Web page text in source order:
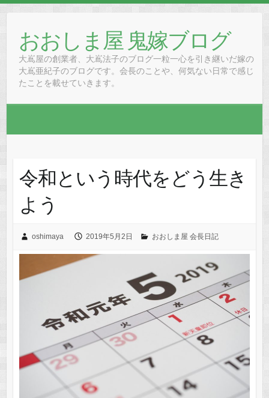
contentおおしま屋 鬼嫁ブログ
大嶌屋の創業者、大嶌法子のブログ一粒一心を引き継いだ嫁の
大嶌亜紀子のブログです。会長のことや、何気ない日常で感じ
たことを載せていきます。
令和という時代をどう生き
よう
oshimaya 2019年5月2日 おおしま屋 会長日記